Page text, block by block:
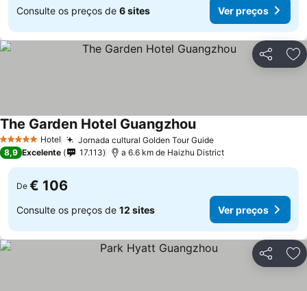
Consulte os preços de 6 sites Ver preços
Partilhar
5 Estrelas Hotel Jornada cultural Golden Tour Guide
The Garden Hotel Guangzhou
8,9 Excelente 17.113 a 6.6 km de Haizhu District
De € 106
Consulte os preços de 12 sites Ver preços
Partilhar